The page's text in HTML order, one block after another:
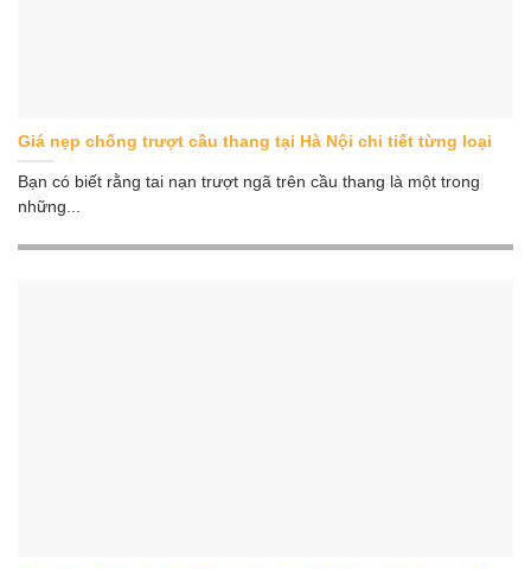
Giá nẹp chống trượt cầu thang tại Hà Nội chi tiết từng loại
Bạn có biết rằng tai nạn trượt ngã trên cầu thang là một trong
những...